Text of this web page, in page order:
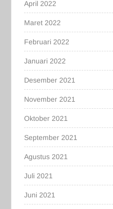
April 2022
Maret 2022
Februari 2022
Januari 2022
Desember 2021
November 2021
Oktober 2021
September 2021
Agustus 2021
Juli 2021
Juni 2021